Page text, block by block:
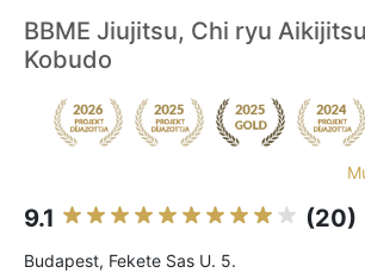
BBME Jiujitsu, Chi ryu
Kobudo
9.1 (20)
Budapest, Fekete Sas U. 5.